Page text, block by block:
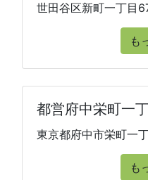
世田谷区新町一丁目
も
都営府中栄町一
東京都府中市栄町一
も